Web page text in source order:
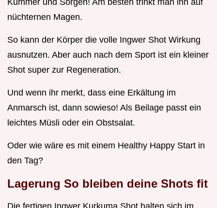
Kummer und Sorgen! Am besten trinkt man ihn auf
nüchternen Magen.
So kann der Körper die volle Ingwer Shot Wirkung
ausnutzen. Aber auch nach dem Sport ist ein kleiner
Shot super zur Regeneration.
Und wenn ihr merkt, dass eine Erkältung im
Anmarsch ist, dann sowieso! Als Beilage passt ein
leichtes Müsli oder ein Obstsalat.
Oder wie wäre es mit einem Healthy Happy Start in
den Tag?
Lagerung So bleiben deine Shots fit